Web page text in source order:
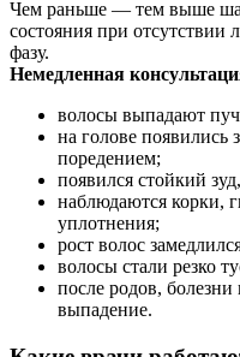
Чем раньше — тем выше
состояния при отсутствии
фазу.
Немедленная
волосы выпадают
на голове появились
поредением;
появился стойкий
наблюдаются корки,
уплотнения;
рост волос
волосы стали резко
после родов,
выпадение.